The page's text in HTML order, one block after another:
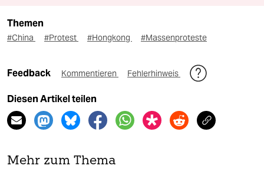
Themen
#China #Protest #Hongkong #Massenproteste
Feedback Kommentieren Fehlerhinweis
Diesen Artikel teilen
Mehr zum Thema